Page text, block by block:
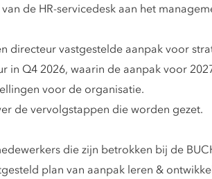
de HR-servicedesk aan het
directeur vastgestelde aanpak voor
in Q4 2026, waarin de aanpak voor
voor de organisatie.
de vervolgstappen die worden gezet.
die zijn betrokken bij de
plan van aanpak leren &